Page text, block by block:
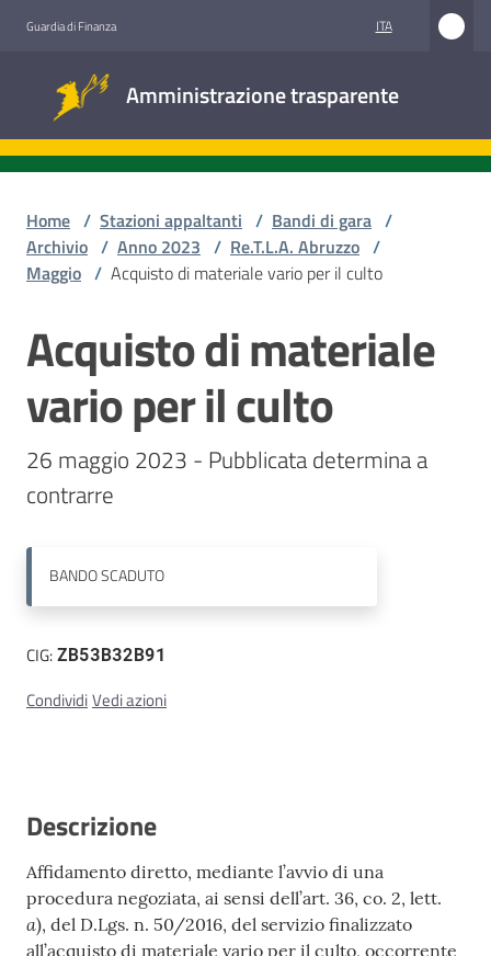
Guardia di Finanza ITA
Amministrazione trasparente
trasparente
Accesso
Stazioni
appaltanti
Contatti
Home / Stazioni appaltanti / Bandi di gara /
Archivio / Anno 2023 / Re.T.L.A. Abruzzo /
Maggio / Acquisto di materiale vario per il culto
Salta al contenuto
Acquisto di materiale
vario per il culto
26 maggio 2023 - Pubblicata determina a
contrarre
BANDOSCADUTO
CIG:ZB53B32B91
CondividiVedi azioni
Descrizione
Affidamento diretto, mediante l’avvio di una
procedura negoziata, ai sensi dell’art. 36, co. 2, lett.
a), del D.Lgs. n. 50/2016, del servizio finalizzato
all’acquisto di materiale vario per il culto, occorrente